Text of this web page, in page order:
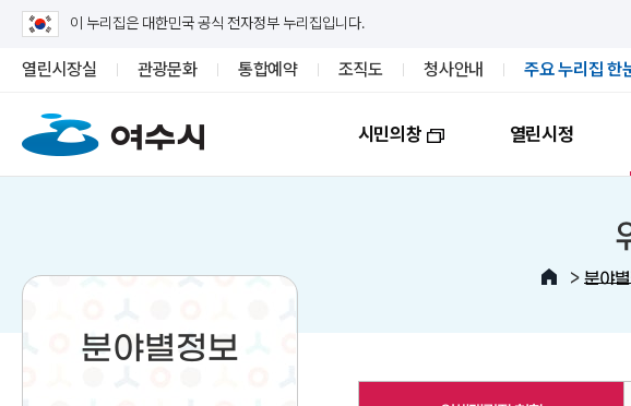
이 누리집은 대한민국 공식 전자정부 누리집입니다.
열린시장실 관광문화 통합예약 조직도 청사안내 주요 누리집 한
시민의창 열린시정
분야별정보
> 분야